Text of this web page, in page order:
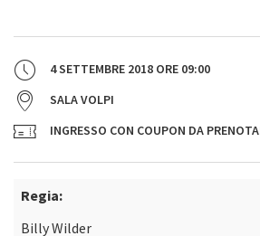
4 SETTEMBRE 2018 ORE 09:00
SALA VOLPI
INGRESSO CON COUPON DA
Regia:
Billy Wilder